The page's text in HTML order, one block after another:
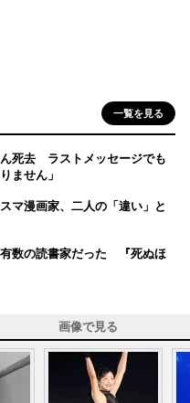
一覧を見る
死去 ラストメッセージでも
ません」
マ漫画家、二人の「違い」と
数の読書家だった 『死ぬほ
画像で見る